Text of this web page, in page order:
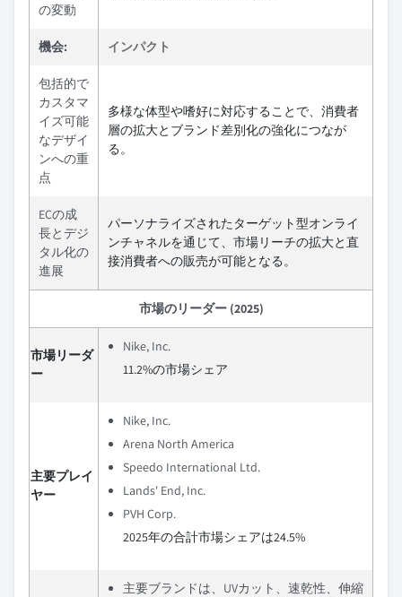
の変動
機会: インパクト
包括的で
カスタマ
イズ可能
なデザイ
ンへの重
点
多様な体型や嗜好に対応することで、消費者
層の拡大とブランド差別化の強化につなが
る。
ECの成
長とデジ
タル化の
進展
パーソナライズされたターゲット型オンライ
ンチャネルを通じて、市場リーチの拡大と直
接消費者への販売が可能となる。
市場のリーダー (2025)
市場リーダ
ー
Nike, Inc.
11.2%の市場シェア
主要プレイ
ヤー
Nike, Inc.
Arena North America
Speedo International Ltd.
Lands' End, Inc.
PVH Corp.
2025年の合計市場シェアは24.5%
主要ブランドは、UVカット、速乾性、伸縮